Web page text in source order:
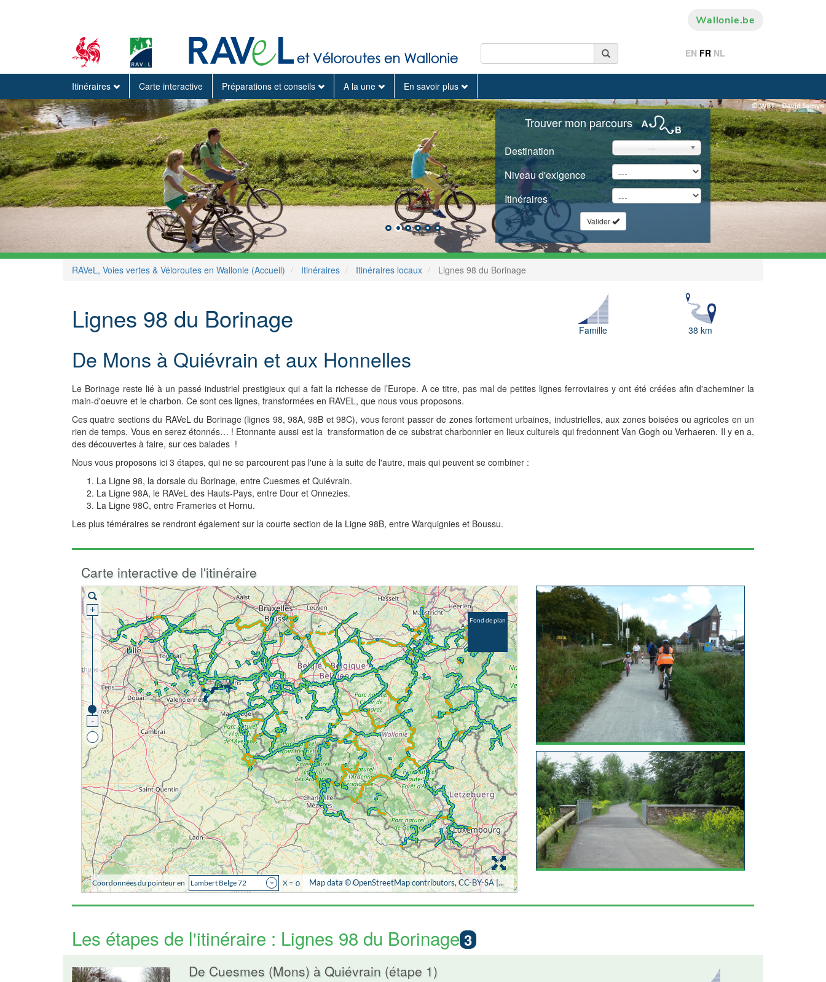
Wallonie.be
EN FR NL
Itinéraires Carte interactive Préparations et conseils A la une En savoir plus
Trouver mon parcours
Destination ---
Niveau d'exigence
Itinéraires
Valider
RAVeL, Voies vertes & Véloroutes en Wallonie (Accueil) Itinéraires Itinéraires locaux Lignes 98 du Borinage
Lignes 98 du Borinage Famille 38 km
De Mons à Quiévrain et aux Honnelles
Le Borinage reste lié à un passé industriel prestigieux qui a fait la richesse de l’Europe. A ce titre, pas mal de petites lignes ferroviaires y ont été créées afin d'acheminer la
main-d'oeuvre et le charbon. Ce sont ces lignes, transformées en RAVEL, que nous vous proposons.
Ces quatre sections du RAVeL du Borinage (lignes 98, 98A, 98B et 98C), vous feront passer de zones fortement urbaines, industrielles, aux zones boisées ou agricoles en un
rien de temps. Vous en serez étonnés… ! Etonnante aussi est la transformation de ce substrat charbonnier en lieux culturels qui fredonnent Van Gogh ou Verhaeren. Il y en a,
des découvertes à faire, sur ces balades !
Nous vous proposons ici 3 étapes, qui ne se parcourent pas l'une à la suite de l'autre, mais qui peuvent se combiner :
La Ligne 98, la dorsale du Borinage, entre Cuesmes et Quiévrain.
La Ligne 98A, le RAVeL des Hauts-Pays, entre Dour et Onnezies.
La Ligne 98C, entre Frameries et Hornu.
Les plus téméraires se rendront également sur la courte section de la Ligne 98B, entre Warquignies et Boussu.
Carte interactive de l'itinéraire
Les étapes de l'itinéraire : Lignes 98 du Borinage 3
De Cuesmes (Mons) à Quiévrain (étape 1)